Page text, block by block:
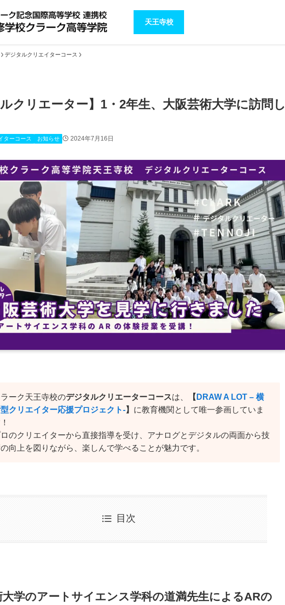
天王寺校
デジタルクリエイターコース
ルクリエーター】1・2年生、大阪芸術大学に訪問し
ターコース お知らせ 2024年7月16日
ーク天王寺校のデジタルクリエーターコースは、 【 DRAW A LOT – 横
型クリエイター応援プロジェクト-】 に教育機関として唯一参画していま
のクリエイターから直接指導を受け、アナログとデジタルの両面から技
向上を図りながら、楽しんで学べることが魅力です。
目次
大学のアートサイエンス学科の道満先生によるARの